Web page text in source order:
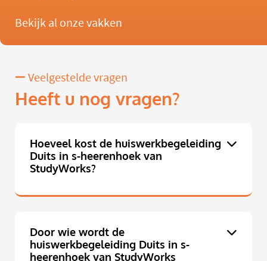
Bekijk al onze vakken
Veelgestelde vragen
Heeft u nog vragen?
Hoeveel kost de huiswerkbegeleiding
Duits in s-heerenhoek van
StudyWorks?
Door wie wordt de
huiswerkbegeleiding Duits in s-
heerenhoek van StudyWorks